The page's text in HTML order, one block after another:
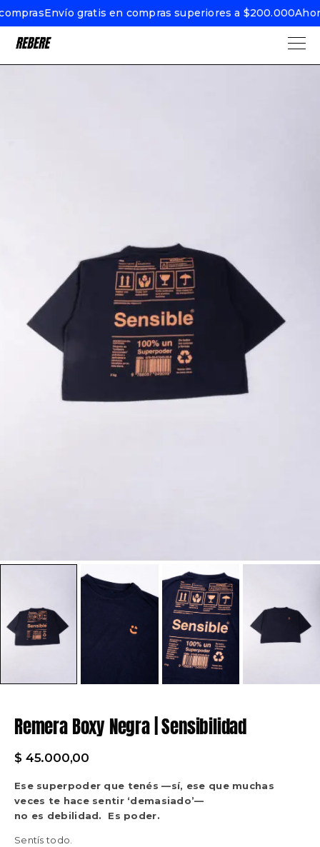
Envío gratis en compras superiores a $200.000
Remera Boxy Negra | Sensibilidad
$45.000,00
Ese superpoder que tenés —sí, ese que muchas
veces te hace sentir ‘demasiado’—
no es debilidad. Es poder.
Sentís todo.